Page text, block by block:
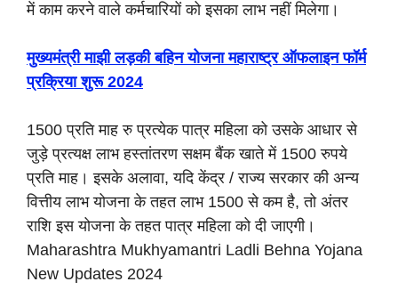
में काम करने वाले कर्मचारियों को इसका लाभ नहीं मिलेगा।
मुख्यमंत्री माझी लड़की बहिन योजना महाराष्ट्र ऑफलाइन फॉर्म
प्रक्रिया शुरू 2024
1500 प्रति माह रु प्रत्येक पात्र महिला को उसके आधार से
जुड़े प्रत्यक्ष लाभ हस्तांतरण सक्षम बैंक खाते में 1500 रुपये
प्रति माह। इसके अलावा, यदि केंद्र / राज्य सरकार की अन्य
वित्तीय लाभ योजना के तहत लाभ 1500 से कम है, तो अंतर
राशि इस योजना के तहत पात्र महिला को दी जाएगी।
Maharashtra Mukhyamantri Ladli Behna Yojana
New Updates 2024